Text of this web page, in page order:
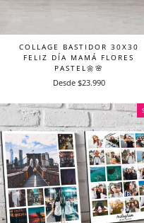
COLLAGE BASTIDOR 30X30
FELIZ DÍA MAMÁ FLORES
PASTEL🌼🌸
Desde $23.990